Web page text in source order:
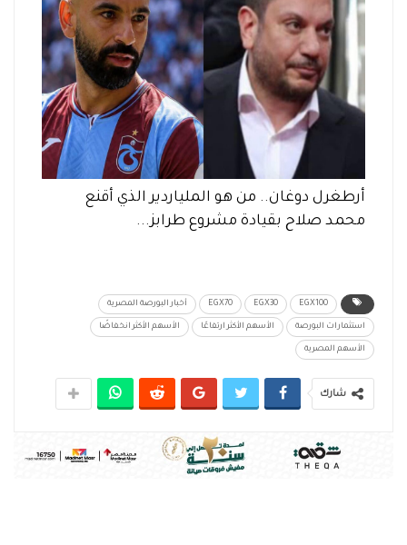
أرطغرل دوغان.. من هو الملياردير الذي أقنع
محمد صلاح بقيادة مشروع طرابز...
EGX100
EGX30
EGX70 أخبار البورصة المصرية
استثمارات البورصة الأسهم الأكثر ارتفاعًا الأسهم الأكثر انخفاضًا
الأسهم المصرية
شارك